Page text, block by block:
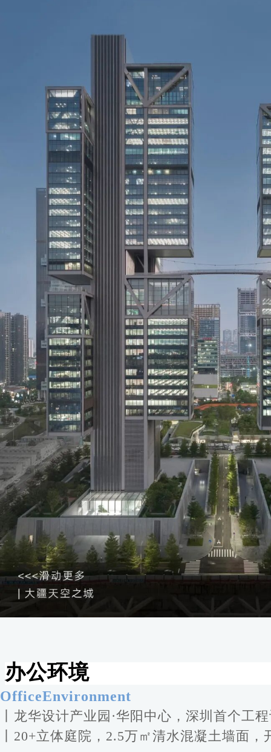
办公环境
OfficeEnvironment
丨龙华设计产业园·华阳中心，深圳首个工
丨20+立体庭院，2.5万㎡清水混凝土墙面